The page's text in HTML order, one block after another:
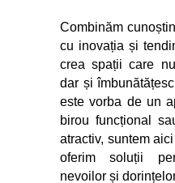
Combinăm
cu inovația și
crea spații care
dar și
este vorba de un
birou funcțional
atractiv, suntem
oferim soluții
nevoilor și